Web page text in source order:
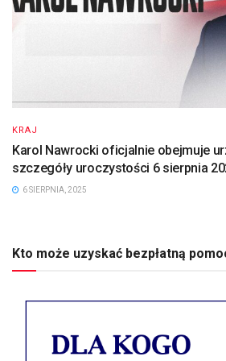
KRAJ
Karol Nawrocki oficjalnie obejmuje
szczegóły uroczystości 6 sierpnia
6 SIERPNIA, 2025
Kto może uzyskać bezpłatną